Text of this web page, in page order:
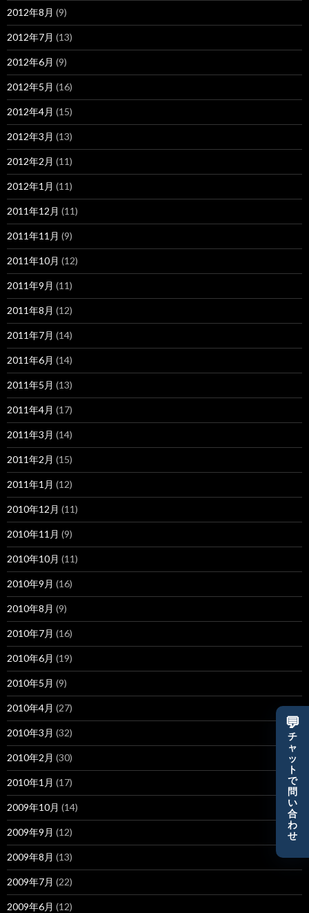
2012年8月 (9)
2012年7月 (13)
2012年6月 (9)
2012年5月 (16)
2012年4月 (15)
2012年3月 (13)
2012年2月 (11)
2012年1月 (11)
2011年12月 (11)
2011年11月 (9)
2011年10月 (12)
2011年9月 (11)
2011年8月 (12)
2011年7月 (14)
2011年6月 (14)
2011年5月 (13)
2011年4月 (17)
2011年3月 (14)
2011年2月 (15)
2011年1月 (12)
2010年12月 (11)
2010年11月 (9)
2010年10月 (11)
2010年9月 (16)
2010年8月 (9)
2010年7月 (16)
2010年6月 (19)
2010年5月 (9)
2010年4月 (27)
2010年3月 (32)
2010年2月 (30)
2010年1月 (17)
2009年10月 (14)
2009年9月 (12)
2009年8月 (13)
2009年7月 (22)
2009年6月 (12)
💬
チ
ャ
ッ
ト
で
問
い
合
わ
せ